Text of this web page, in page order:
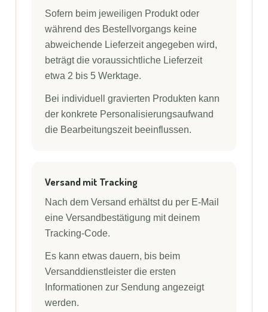
Sofern beim jeweiligen Produkt oder
während des Bestellvorgangs keine
abweichende Lieferzeit angegeben wird,
beträgt die voraussichtliche Lieferzeit
etwa 2 bis 5 Werktage.
Bei individuell gravierten Produkten kann
der konkrete Personalisierungsaufwand
die Bearbeitungszeit beeinflussen.
Versand mit Tracking
Nach dem Versand erhältst du per E-Mail
eine Versandbestätigung mit deinem
Tracking-Code.
Es kann etwas dauern, bis beim
Versanddienstleister die ersten
Informationen zur Sendung angezeigt
werden.